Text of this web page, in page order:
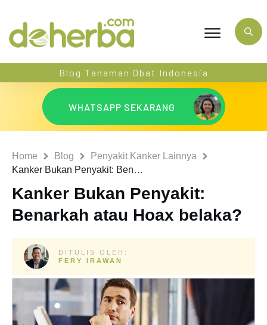
Blog Tanaman Obat Indonesia
WHATSAPP SEKARANG
Home Blog
Penyakit Kanker Lainnya
Kanker Bukan Penyakit: Benarkah atau Hoax belaka?
Kanker Bukan Penyakit:
Benarkah atau Hoax belaka?
DITULIS OLEH:
FERY IRAWAN